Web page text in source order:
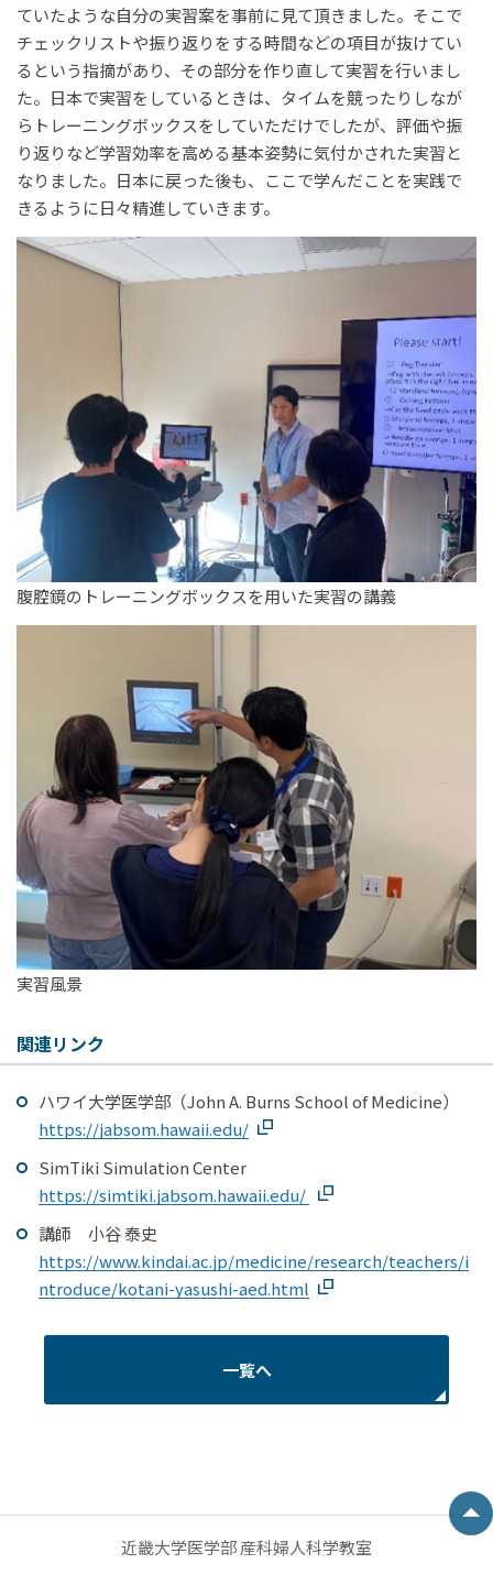
ていたような自分の実習案を事前に見て頂きました。そこで
チェックリストや振り返りをする時間などの項目が抜けてい
るという指摘があり、その部分を作り直して実習を行いまし
た。日本で実習をしているときは、タイムを競ったりしなが
らトレーニングボックスをしていただけでしたが、評価や振
り返りなど学習効率を高める基本姿勢に気付かされた実習と
なりました。日本に戻った後も、ここで学んだことを実践で
きるように日々精進していきます。
腹腔鏡のトレーニングボックスを用いた実習の講義
実習風景
関連リンク
ハワイ大学医学部（John A. Burns School of Medicine）
https://jabsom.hawaii.edu/
SimTiki Simulation Center
https://simtiki.jabsom.hawaii.edu/
講師 小谷 泰史
https://www.kindai.ac.jp/medicine/research/teachers/i
ntroduce/kotani-yasushi-aed.html
一覧へ
近畿⼤学医学部 産科婦人科学教室